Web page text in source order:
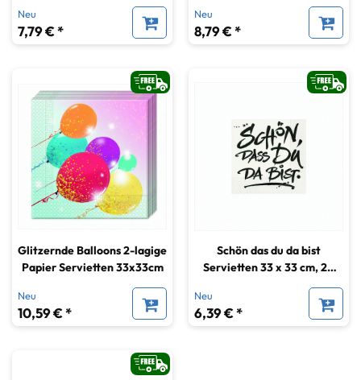
Neu
7,79 € *
Neu
8,79 € *
Glitzernde Balloons 2-lagige
Papier Servietten 33x33cm
Neu
10,59 € *
Schön das du da bist
Servietten 33 x 33 cm, 20
Neu
6,39 € *